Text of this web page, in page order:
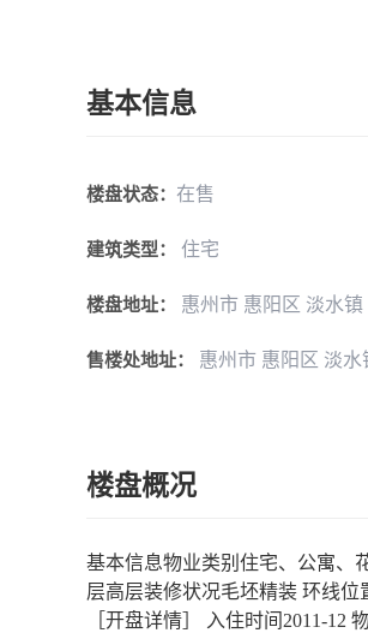
基本信息
楼盘状态： 在售
建筑类型： 住宅
楼盘地址： 惠州市 惠阳区 淡水镇
售楼处地址： 惠州市 惠阳区 淡水
楼盘概况
基本信息物业类别住宅、公寓、
层高层装修状况毛坯精装 环线位
［开盘详情］ 入住时间2011-12